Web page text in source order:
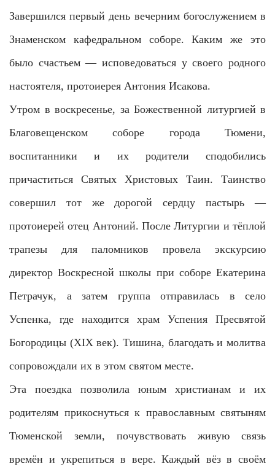
Завершился первый день вечерним богослужением в
Знаменском кафедральном соборе. Каким же это
было счастьем — исповедоваться у своего родного
настоятеля, протоиерея Антония Исакова.
Утром в воскресенье, за Божественной литургией в
Благовещенском соборе города Тюмени,
воспитанники и их родители сподобились
причаститься Святых Христовых Таин. Таинство
совершил тот же дорогой сердцу пастырь —
протоиерей отец Антоний. После Литургии и тёплой
трапезы для паломников провела экскурсию
директор Воскресной школы при соборе Екатерина
Петрачук, а затем группа отправилась в село
Успенка, где находится храм Успения Пресвятой
Богородицы (XIX век). Тишина, благодать и молитва
сопровождали их в этом святом месте.
Эта поездка позволила юным христианам и их
родителям прикоснуться к православным святыням
Тюменской земли, почувствовать живую связь
времён и укрепиться в вере. Каждый вёз в своём